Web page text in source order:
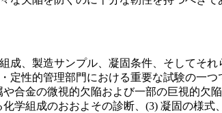
成、製造サンプル、凝固条件、そしてそ
定性的管理部門における重要な試験の一
合金の微視的欠陥および一部の巨視的欠
学組成のおおよその診断、(3) 凝固の様